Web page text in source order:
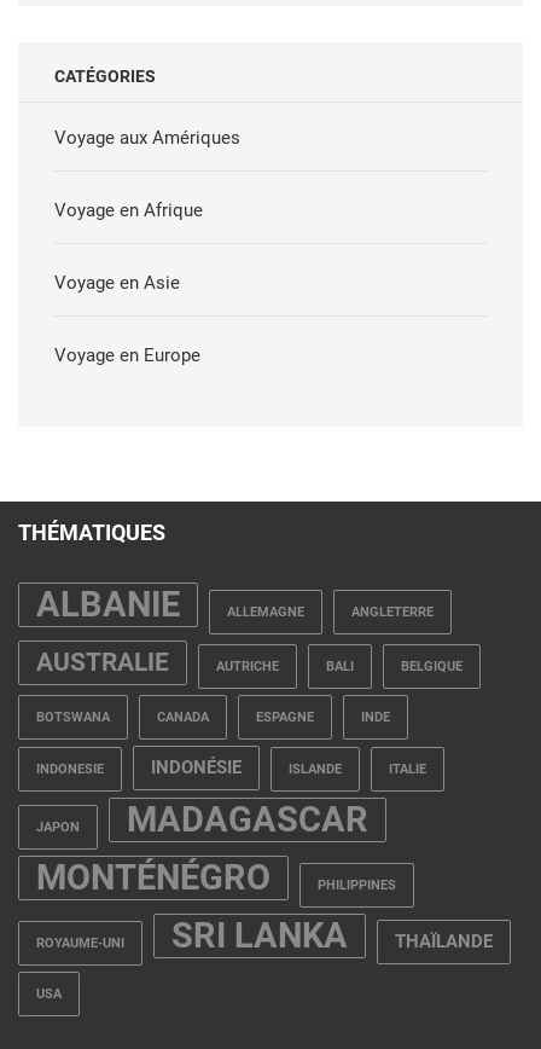
CATÉGORIES
Voyage aux Amériques
Voyage en Afrique
Voyage en Asie
Voyage en Europe
THÉMATIQUES
ALBANIE ALLEMAGNE ANGLETERRE
AUSTRALIE AUTRICHE BALI BELGIQUE
BOTSWANA CANADA ESPAGNE INDE
INDONESIE INDONÉSIE ISLANDE ITALIE
JAPON
MADAGASCAR
MONTÉNÉGRO
PHILIPPINES
ROYAUME-UNI SRI LANKA THAÏLANDE
USA